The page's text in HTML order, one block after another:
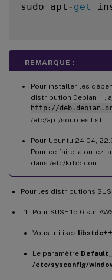
sudo apt - get
REMARQUE :
Pour installer les
distribution Debian 11,
http://
/etc/apt/sources.list.
Pour Ubuntu 24.04,
Pour ce faire, ajoutez
dans /etc/krb5.conf.
Pour les distributions
Pour SUSE 15.6 sur
Vous utilisez
Le paramètre
/etc/sysconfig/